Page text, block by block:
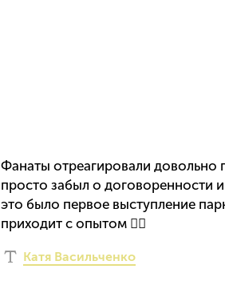
Фанаты отреагировали
просто забыл о договоренности
это было первое выступление
приходит с опытом ✊🏻
Катя Васильченко